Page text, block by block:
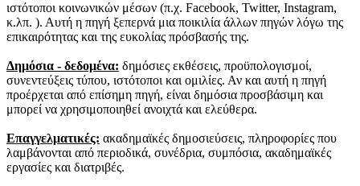
ιστότοποι κοινωνικών μέσων (π.χ. Facebook, Twitter, Instagram,
κ.λπ. ). Αυτή η πηγή ξεπερνά μια ποικιλία άλλων πηγών λόγω της
επικαιρότητας και της ευκολίας πρόσβασής της.
Δημόσια - δεδομένα: δημόσιες εκθέσεις, προϋπολογισμοί,
συνεντεύξεις τύπου, ιστότοποι και ομιλίες. Αν και αυτή η πηγή
προέρχεται από επίσημη πηγή, είναι δημόσια προσβάσιμη και
μπορεί να χρησιμοποιηθεί ανοιχτά και ελεύθερα.
Επαγγελματικές: ακαδημαϊκές δημοσιεύσεις, πληροφορίες που
λαμβάνονται από περιοδικά, συνέδρια, συμπόσια, ακαδημαϊκές
εργασίες και διατριβές.